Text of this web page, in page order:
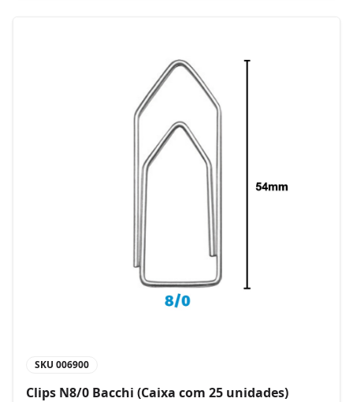
SKU 006900
Clips N8/0 Bacchi (Caixa com 25 unidades)